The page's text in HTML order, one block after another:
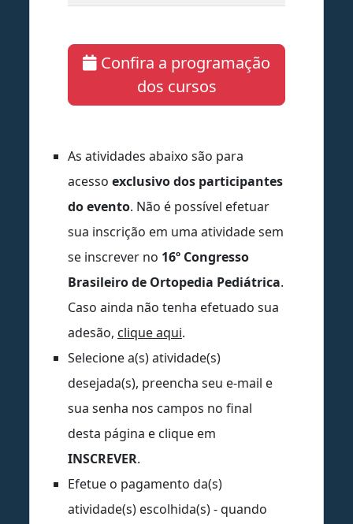
Confira a programação
dos cursos
As atividades abaixo são para
acesso exclusivo dos participantes
do evento. Não é possível efetuar
sua inscrição em uma atividade sem
se inscrever no 16º Congresso
Brasileiro de Ortopedia Pediátrica.
Caso ainda não tenha efetuado sua
adesão, clique aqui.
Selecione a(s) atividade(s)
desejada(s), preencha seu e-mail e
sua senha nos campos no final
desta página e clique em
INSCREVER.
Efetue o pagamento da(s)
atividade(s) escolhida(s) - quando